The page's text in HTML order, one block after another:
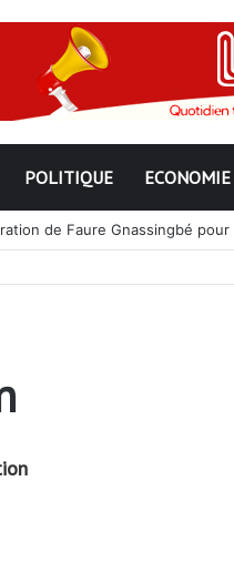
POLITIQUE ECONOMIE
de Faure Gnassingbé